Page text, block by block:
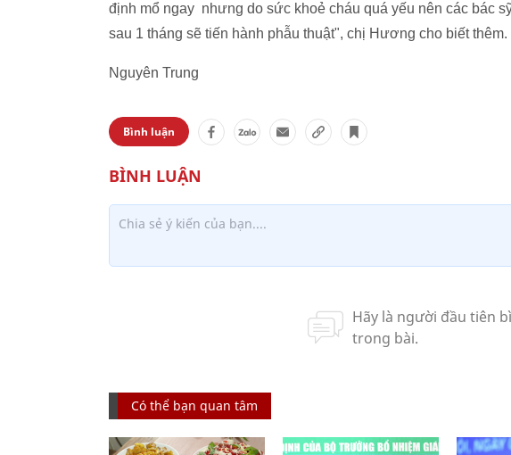
định mổ ngay nhưng do sức khoẻ cháu quá yếu nên các bác
sau 1 tháng sẽ tiến hành phẫu thuật", chị Hương cho biết thêm.
Nguyên Trung
Bình luận
Có thể bạn quan tâm